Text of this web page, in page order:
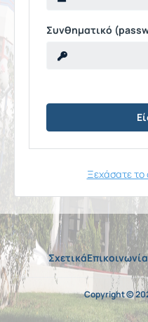
Συνθηματικό
Ξεχάσατε το
ΣχετικάΕπικοινωνία
Copyright ©